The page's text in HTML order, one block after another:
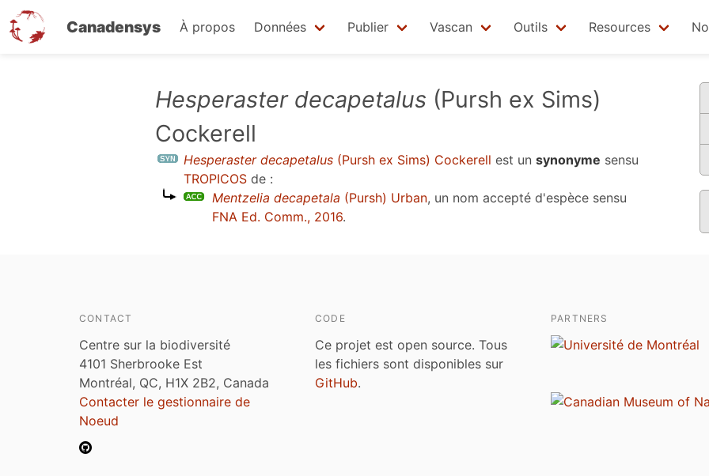
Canadensys À propos Données Publier Vascan Outils Resources
Hesperaster decapetalus (Pursh ex Sims)
Cockerell
Hesperaster decapetalus (Pursh ex Sims) Cockerell est un synonyme sensu
TROPICOS de :
Mentzelia decapetala (Pursh) Urban, un nom accepté d'espèce sensu
FNA Ed. Comm., 2016.
CONTACT
Centre sur la biodiversité
4101 Sherbrooke Est
Montréal, QC, H1X 2B2, Canada
Contacter le gestionnaire de
Noeud
CODE
Ce projet est open source. Tous
les fichiers sont disponibles sur
GitHub.
PARTNERS